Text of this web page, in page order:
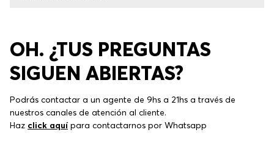
OH. ¿TUS PREGUNTAS
SIGUEN ABIERTAS?
Podrás contactar a un agente de 9hs a 21hs a través de
nuestros canales de atención al cliente.
Haz click aquípara contactarnos por Whatsapp